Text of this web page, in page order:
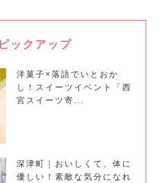
ックアップ
洋菓子×落語でいとおか
し！スイーツイベント「西
宮スイーツ寄...
深津町｜おいしくて、体に
優しい！素敵な気分になれ